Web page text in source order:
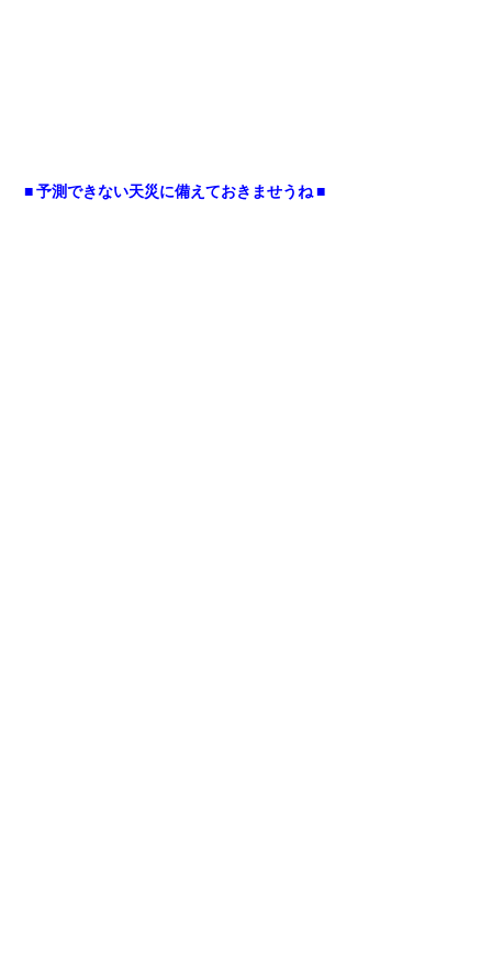
■ 予測できない天災に備えておきませうね ■